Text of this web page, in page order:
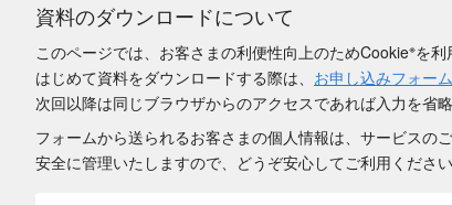
資料のダウンロードについて
このページでは、お客さまの利便性向上のためCookie※を利
はじめて資料をダウンロードする際は、 お申し込みフォーム
次回以降は同じブラウザからのアクセスであれば入力を省
フォームから送られるお客さまの個人情報は、サービスの
安全に管理いたしますので、どうぞ安心してご利用ください